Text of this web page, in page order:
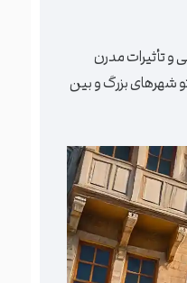
و تأثیرات مدرن
شهرهای بزرگ و بین